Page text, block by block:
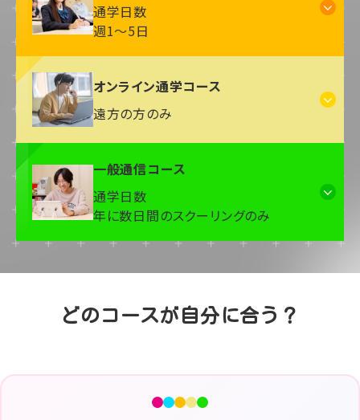
通学日数
週1～5日
オンライン通学コース
遠方の方のみ
一般通信コース
通学日数
年に数日間のスクーリングのみ
どのコースが自分に合う？